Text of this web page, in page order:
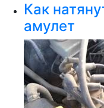
Как
амулет